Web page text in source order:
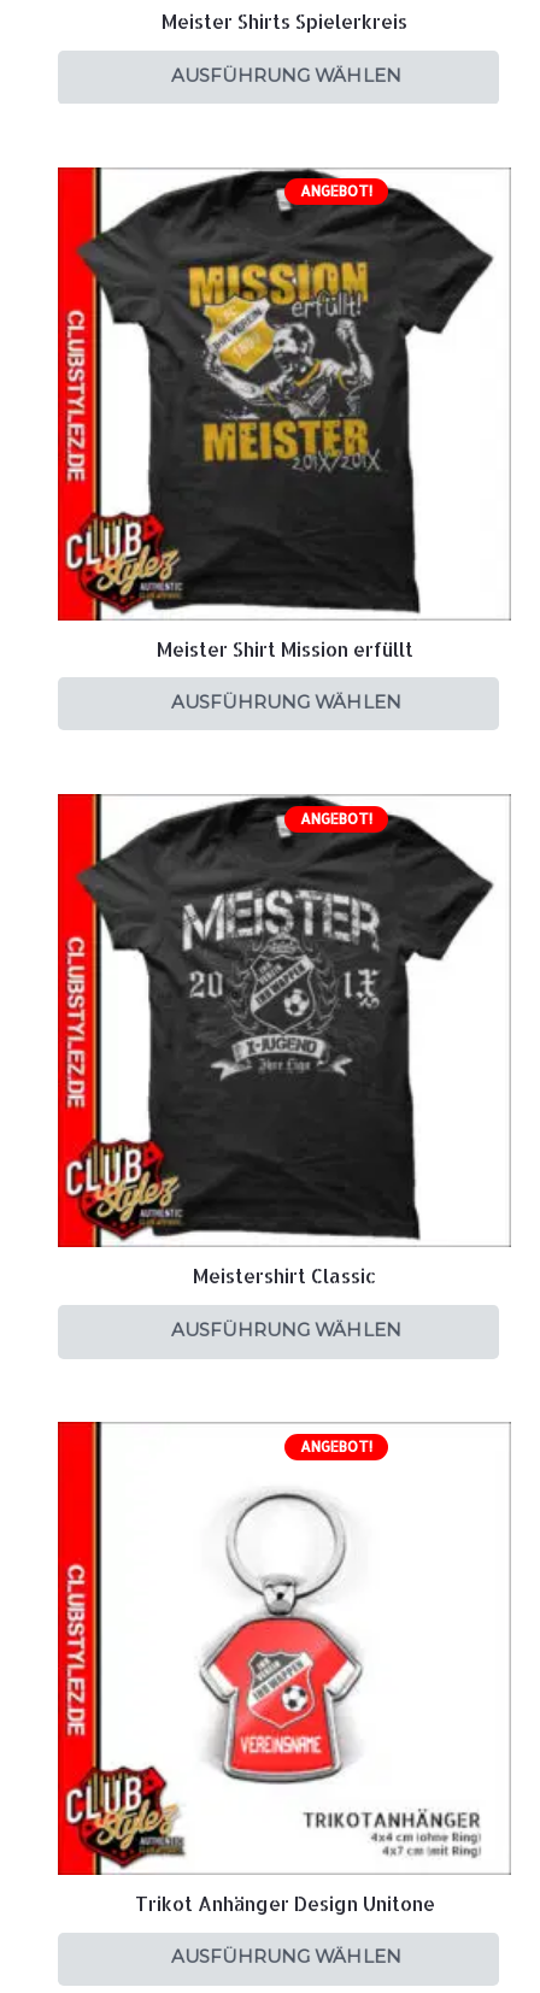
Meister Shirts Spielerkreis
AUSFÜHRUNG WÄHLEN
ANGEBOT!
Meister Shirt Mission erfüllt
AUSFÜHRUNG WÄHLEN
ANGEBOT!
Meistershirt Classic
AUSFÜHRUNG WÄHLEN
ANGEBOT!
Trikot Anhänger Design Unitone
AUSFÜHRUNG WÄHLEN